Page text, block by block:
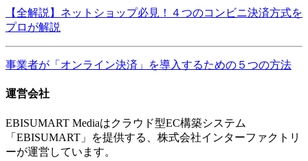
【全解説】ネットショップ必見！４つのコンビニ決済方式を
プロが解説
事業者が「オンライン決済」を導入するための５つの方法
運営会社
EBISUMART Mediaはクラウド型EC構築システム
「EBISUMART」を提供する、株式会社インターファクトリ
ーが運営しています。